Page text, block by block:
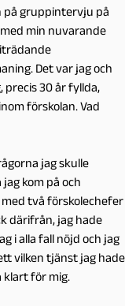
på gruppintervju på
min nuvarande
Det var jag och
precis 30 år fyllda,
förskolan. Vad
jag skulle
kom på och
två förskolechefer
därifrån, jag hade
i alla fall nöjd och jag
vilken tjänst jag hade
klart för mig.